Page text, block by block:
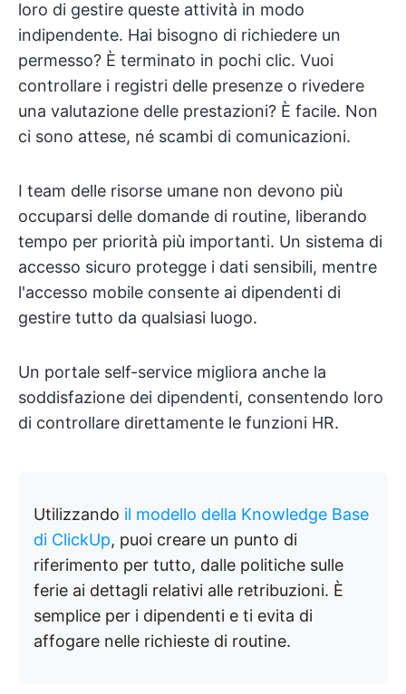
loro di gestire queste attività in modo
indipendente. Hai bisogno di richiedere un
permesso? È terminato in pochi clic. Vuoi
controllare i registri delle presenze o rivedere
una valutazione delle prestazioni? È facile. Non
ci sono attese, né scambi di comunicazioni.
I team delle risorse umane non devono più
occuparsi delle domande di routine, liberando
tempo per priorità più importanti. Un sistema di
accesso sicuro protegge i dati sensibili, mentre
l'accesso mobile consente ai dipendenti di
gestire tutto da qualsiasi luogo.
Un portale self-service migliora anche la
soddisfazione dei dipendenti, consentendo loro
di controllare direttamente le funzioni HR.
Utilizzando il modello della Knowledge Base
di ClickUp, puoi creare un punto di
riferimento per tutto, dalle politiche sulle
ferie ai dettagli relativi alle retribuzioni. È
semplice per i dipendenti e ti evita di
affogare nelle richieste di routine.